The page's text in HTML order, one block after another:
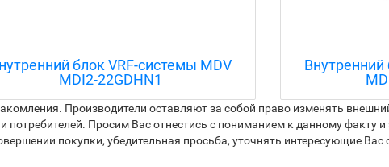
блок VRF-системы MDV
MDI2-112Q4DHN1
Внутренний
Производители оставляют за собой право изменять
Просим Вас отнестись с пониманием к данному факту
покупки, убедительная просьба, уточнять интересующие Вас